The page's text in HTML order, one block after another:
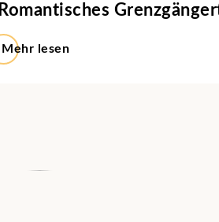
Romantisches
Mehr lesen